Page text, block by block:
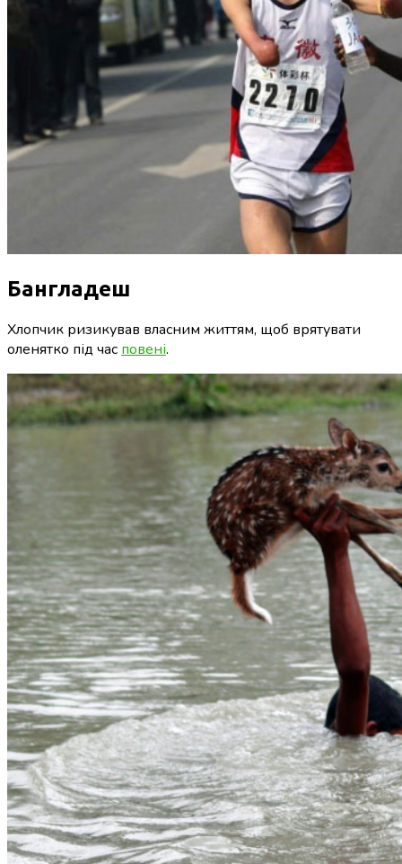
Бангладеш
Хлопчик ризикував власним життям, щоб врятувати
оленятко під час повені.